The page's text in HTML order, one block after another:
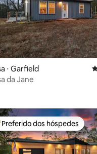
média de 5, 150
⋅ Garfield
da Jane
os melhores preferidos
Preferido dos hóspedes